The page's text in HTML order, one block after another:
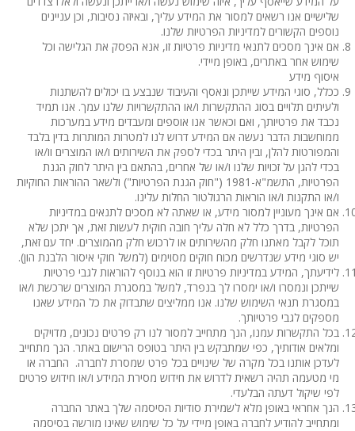
שלישיים אנו רשאים למסור את המידע עליך, ובאיזה נסיבות, וכן עניינים
נוספים הקשורים למדיניות הפרטיות שלנו.
אם אינך מסכים לתנאי מדיניות פרטיות זו, אנא הפסק את הגלישה וכל
שימוש אחר באתרים, באופן מיידי.
איסוף מידע
ככלל, סוגי המידע שייתכן ונאסף והעיבוד שנבצע בו יכולים להשתנות
ולעיתים תלויים בסוג ההתקשרות ו/או ההתקשרויות שלנו עמך. אנו תמיד
נכבד את פרטיותך, ואם וכאשר אנו אוספים ומעבדים מידע במערכות
ממוחשבות הדבר נעשה אם המידע דרוש לנו למטרות המותרות בדין בלבד
והמפורטות להלן, ובין היתר בכדי לספק את השירותים ו/או המוצרים וו/או
בכדי להגן על זכויות שלנו ו/או של אחרים, בהתאם בין היתר לחוק הגנת
הפרטיות, התשמ"א-1981 ("חוק הגנת הפרטיות") ולשאר ההוראות החוקיות
ו/או התקנות ו/או הוראות הרגולטור החלות עלינו.
אם אינך מעוניין למסור מידע, או שאתה לא מסכים לתנאים במדיניות
הפרטיות, בדרך כלל לא חלה עליך חובה חוקית לעשות זאת, אך יתכן שלא
תוכל לקבל מאתנו חלק מהשירותים או לרכוש חלק מהמוצרים. יחד עם זאת,
יש סוגי מידע שנדרשים מכוח חוקים מסוימים (למשל חוקי איסור הלבנת הון).
לידיעתך, המידע במדיניות פרטיות זו הוא בנוסף להוראות לגבי פרטיות
שייתכן ונמסרו ו/או ימסרו לך בנפרד, למשל במסגרת המוצרים שרכשת ו/או
במסגרת תנאי השימוש שלנו. אנו ממליצים שתבדוק את כל המידע שאנו
מספקים לגבי פרטיותך.
בכל התקשרות עמנו, הנך מתחייב למסור לנו רק פרטים נכונים, מדויקים
ומלאים אודותיך, כפי שמתבקש בין היתר בטופס הרישום באתר. הנך מתחייב
לעדכן אותנו בכל מקרה של שינויים בכל פרט שמסרת לחברה. החברה או
מי מטעמה תהיה רשאית לדרוש את חידוש מסירת המידע ו/או חידוש פרטים
לפי שיקול דעתה הבלעדי.
הנך אחראי באופן מלא לשמירת סודיות הסיסמה שלך באתר החברה
ומתחייב להודיע לחברה באופן מיידי על כל שימוש שאינו מורשה בסיסמה